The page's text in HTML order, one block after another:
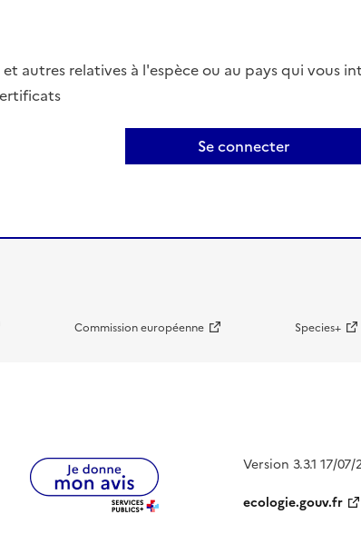
autres relatives à l'espèce ou au pays qui vous
Se connecter
Commission européenne Species+
Version 3.3.1 17/07/
ecologie.gouv.fr